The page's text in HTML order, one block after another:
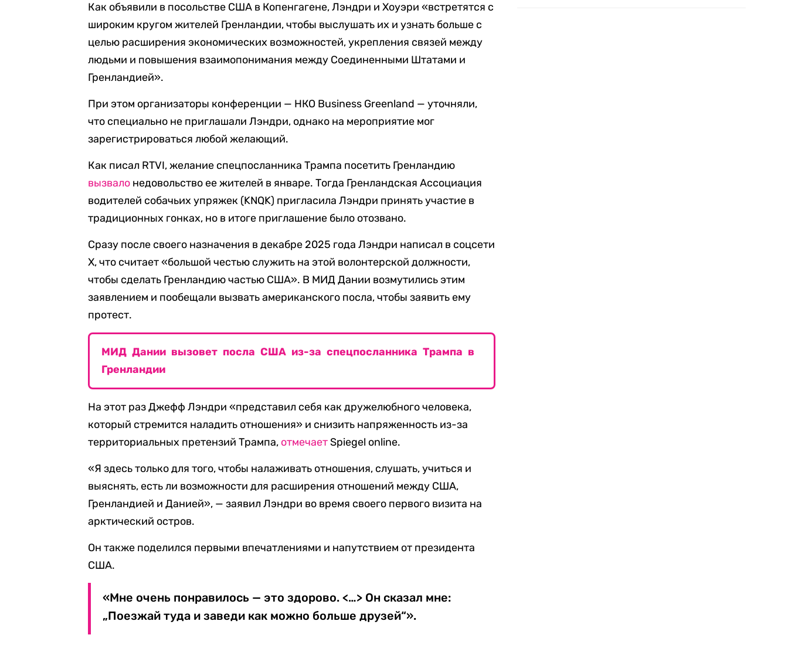
Как объявили в посольстве США в Копенгагене, Лэндри и Хоуэри «встретятся с
широким кругом жителей Гренландии, чтобы выслушать их и узнать больше с
целью расширения экономических возможностей, укрепления связей между
людьми и повышения взаимопонимания между Соединенными Штатами и
Гренландией».
При этом организаторы конференции — НКО Business Greenland — уточняли,
что специально не приглашали Лэндри, однако на мероприятие мог
зарегистрироваться любой желающий.
Как писал RTVI, желание спецпосланника Трампа посетить Гренландию
вызвало недовольство ее жителей в январе. Тогда Гренландская Ассоциация
водителей собачьих упряжек (KNQK) пригласила Лэндри принять участие в
традиционных гонках, но в итоге приглашение было отозвано.
Сразу после своего назначения в декабре 2025 года Лэндри написал в соцсети
X, что считает «большой честью служить на этой волонтерской должности,
чтобы сделать Гренландию частью США». В МИД Дании возмутились этим
заявлением и пообещали вызвать американского посла, чтобы заявить ему
протест.
МИД Дании вызовет посла США из-за спецпосланника Трампа в
Гренландии
На этот раз Джефф Лэндри «представил себя как дружелюбного человека,
который стремится наладить отношения» и снизить напряженность из-за
территориальных претензий Трампа, отмечаетSpiegel online.
«Я здесь только для того, чтобы налаживать отношения, слушать, учиться и
выяснять, есть ли возможности для расширения отношений между США,
Гренландией и Данией», — заявил Лэндри во время своего первого визита на
арктический остров.
Он также поделился первыми впечатлениями и напутствием от президента
США.
«Мне очень понравилось — это здорово. <…> Он сказал мне:
„Поезжай туда и заведи как можно больше друзей“».